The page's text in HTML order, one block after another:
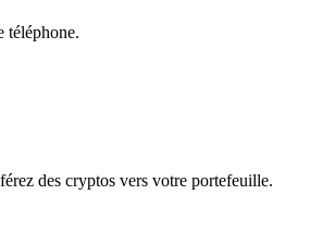
téléphone.
des cryptos vers votre portefeuille.